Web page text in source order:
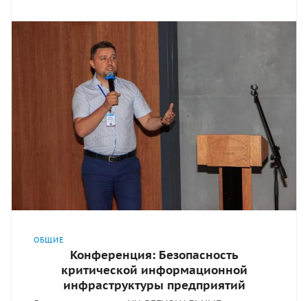
ОБЩИЕ
Конференция: Безопасность
критической информационной
инфраструктуры предприятий